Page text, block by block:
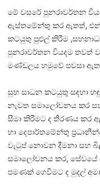
මේ වසරේ පුනරාවර්තන
ඇස්තමේන්තු කර ඇතත්,
කටයුතු පුළුල් කිරීම
පුනරාවර්තන වියදම තවත්
මණ්ඩලය හමුවේ පවසා
සුභ සාධන කටයුතු සඳහා
නැවත සමාලෝචනය කර
සීමා කිරීමට ද තීරණය කර
හා දෙපාර්තමේන්තු
වැටුප් නොවන දීමනා සහ
සමාලෝචනය කර, සේවයේ
පමණක් ගෙවීමට ද මුදල්